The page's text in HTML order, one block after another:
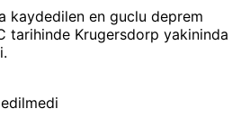
kaydedilen en guclu deprem
tarihinde Krugersdorp yakininda